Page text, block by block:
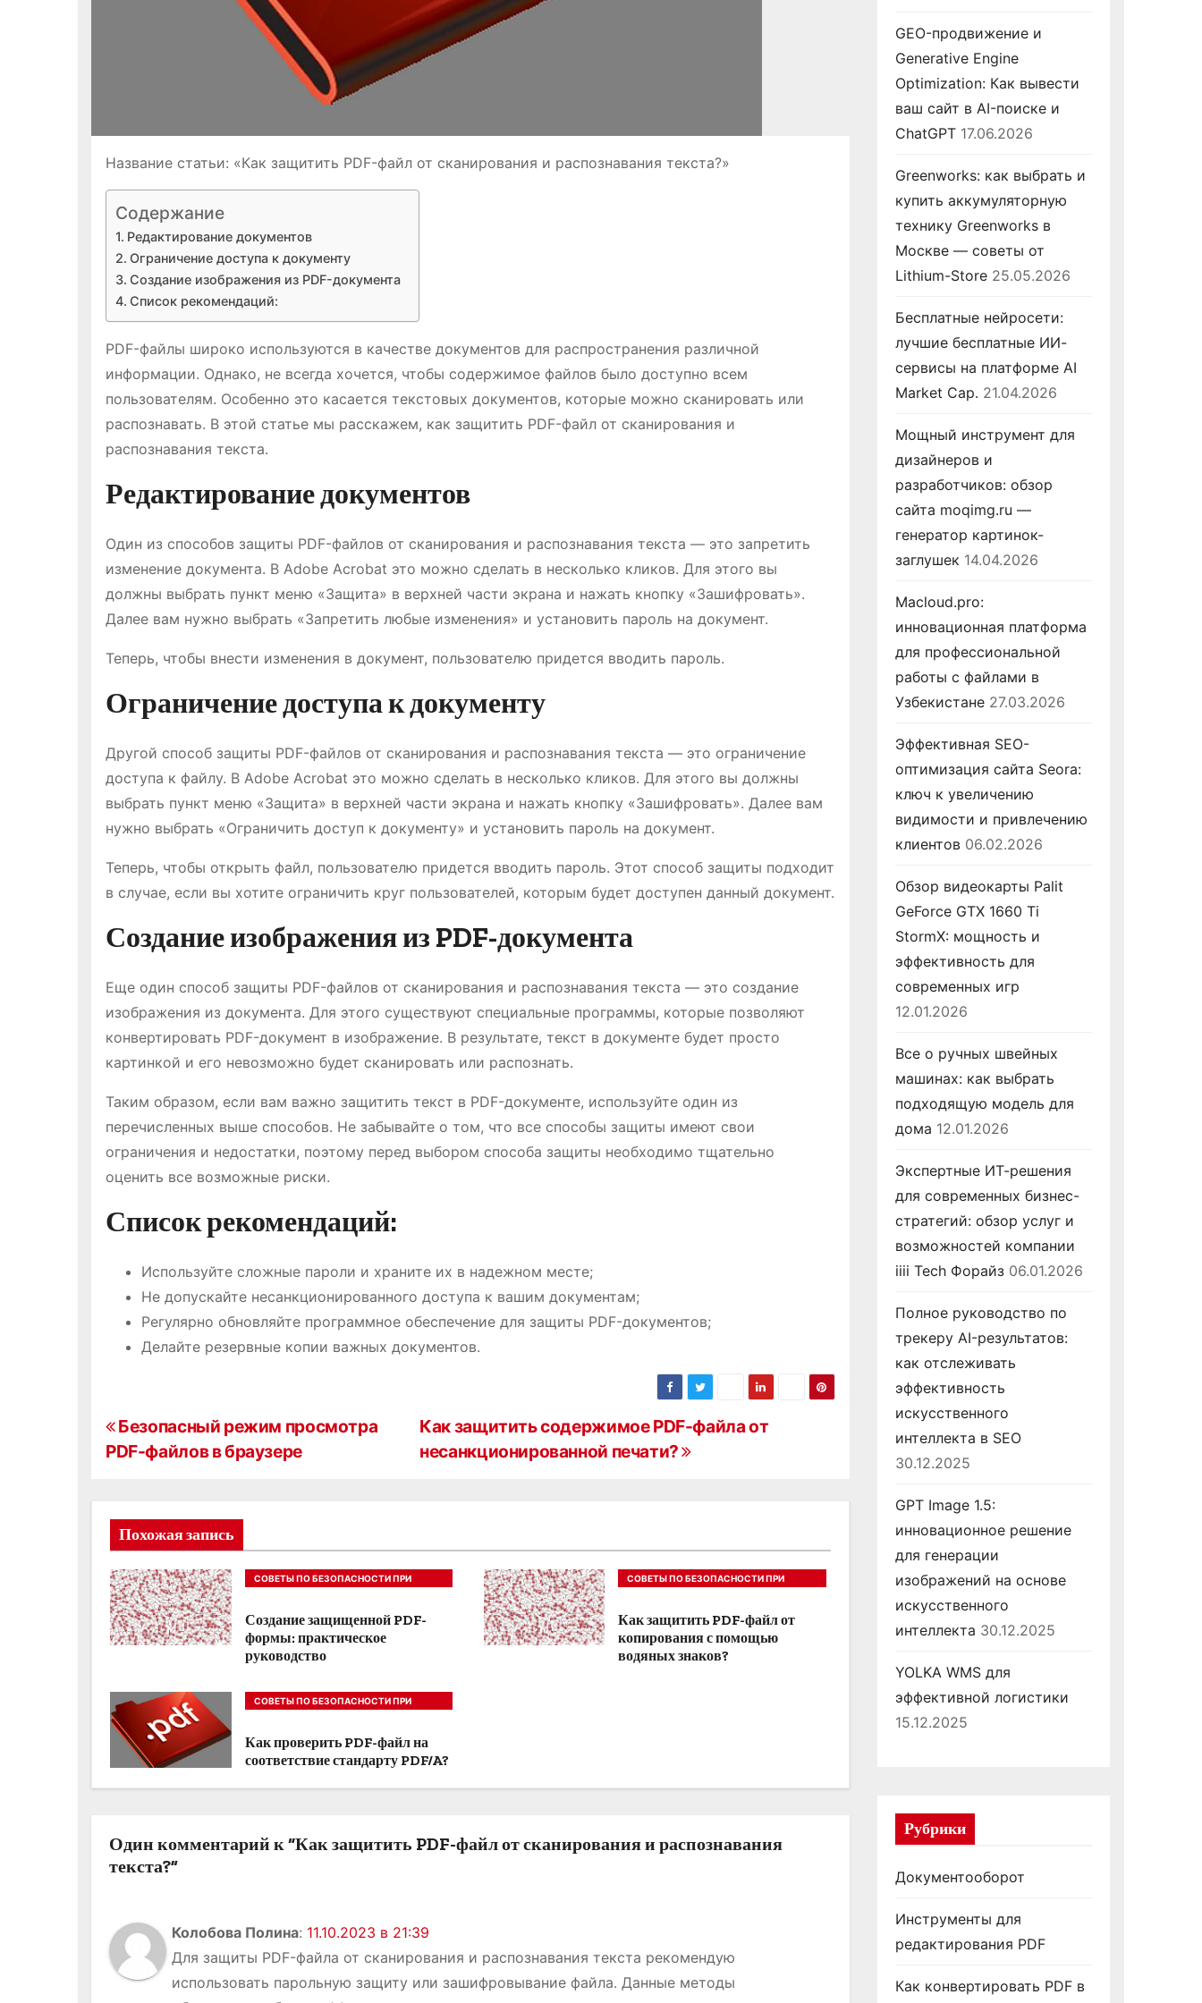
Название статьи: «Как защитить PDF-файл от сканирования и распознавания текста?»
Содержание
Редактирование документов
Ограничение доступа к документу
Создание изображения из PDF-документа
Список рекомендаций:
PDF-файлы широко используются в качестве документов для распространения различной
информации. Однако, не всегда хочется, чтобы содержимое файлов было доступно всем
пользователям. Особенно это касается текстовых документов, которые можно сканировать или
распознавать. В этой статье мы расскажем, как защитить PDF-файл от сканирования и
распознавания текста.
Редактирование документов
Один из способов защиты PDF-файлов от сканирования и распознавания текста — это запретить
изменение документа. В Adobe Acrobat это можно сделать в несколько кликов. Для этого вы
должны выбрать пункт меню «Защита» в верхней части экрана и нажать кнопку «Зашифровать».
Далее вам нужно выбрать «Запретить любые изменения» и установить пароль на документ.
Теперь, чтобы внести изменения в документ, пользователю придется вводить пароль.
Ограничение доступа к документу
Другой способ защиты PDF-файлов от сканирования и распознавания текста — это ограничение
доступа к файлу. В Adobe Acrobat это можно сделать в несколько кликов. Для этого вы должны
выбрать пункт меню «Защита» в верхней части экрана и нажать кнопку «Зашифровать». Далее вам
нужно выбрать «Ограничить доступ к документу» и установить пароль на документ.
Теперь, чтобы открыть файл, пользователю придется вводить пароль. Этот способ защиты подходит
в случае, если вы хотите ограничить круг пользователей, которым будет доступен данный документ.
Создание изображения из PDF-документа
Еще один способ защиты PDF-файлов от сканирования и распознавания текста — это создание
изображения из документа. Для этого существуют специальные программы, которые позволяют
конвертировать PDF-документ в изображение. В результате, текст в документе будет просто
картинкой и его невозможно будет сканировать или распознать.
Таким образом, если вам важно защитить текст в PDF-документе, используйте один из
перечисленных выше способов. Не забывайте о том, что все способы защиты имеют свои
ограничения и недостатки, поэтому перед выбором способа защиты необходимо тщательно
оценить все возможные риски.
Список рекомендаций:
Используйте сложные пароли и храните их в надежном месте;
Не допускайте несанкционированного доступа к вашим документам;
Регулярно обновляйте программное обеспечение для защиты PDF-документов;
Делайте резервные копии важных документов.
Н
а
и
г
а
ц
я
о
а
и
с
Как защитить содержимое PDF-файла от
несанкционированной печати?
Безопасный режим просмотра
PDF-файлов в браузере
Похожая запись
СОВЕТЫ ПО БЕЗОПАСНОСТИ ПРИ
Создание защищенной PDF-
формы: практическое
руководство
СОВЕТЫ ПО БЕЗОПАСНОСТИ ПРИ
Как защитить PDF-файл от
копирования с помощью
водяных знаков?
СОВЕТЫ ПО БЕЗОПАСНОСТИ ПРИ
Как проверить PDF-файл на
соответствие стандарту PDF/A?
Один комментарий к “Как защитить PDF-файл от сканирования и распознавания
текста?”
Колобова Полина: 11.10.2023 в 21:39
Для защиты PDF-файла от сканирования и распознавания текста рекомендую
использовать парольную защиту или зашифровывание файла. Данные методы
GEO-продвижение и
Generative Engine
Optimization: Как вывести
ваш сайт в AI-поиске и
ChatGPT 17.06.2026
Greenworks: как выбрать и
купить аккумуляторную
технику Greenworks в
Москве — советы от
Lithium-Store 25.05.2026
Бесплатные нейросети:
лучшие бесплатные ИИ-
сервисы на платформе AI
Market Cap. 21.04.2026
Мощный инструмент для
дизайнеров и
разработчиков: обзор
сайта moqimg.ru —
генератор картинок-
заглушек 14.04.2026
Macloud.pro:
инновационная платформа
для профессиональной
работы с файлами в
Узбекистане 27.03.2026
Эффективная SEO-
оптимизация сайта Seora:
ключ к увеличению
видимости и привлечению
клиентов 06.02.2026
Обзор видеокарты Palit
GeForce GTX 1660 Ti
StormX: мощность и
эффективность для
современных игр
12.01.2026
Все о ручных швейных
машинах: как выбрать
подходящую модель для
дома 12.01.2026
Экспертные ИТ-решения
для современных бизнес-
стратегий: обзор услуг и
возможностей компании
iiii Tech Форайз 06.01.2026
Полное руководство по
трекеру AI-результатов:
как отслеживать
эффективность
искусственного
интеллекта в SEO
30.12.2025
GPT Image 1.5:
инновационное решение
для генерации
изображений на основе
искусственного
интеллекта 30.12.2025
YOLKA WMS для
эффективной логистики
15.12.2025
Рубрики
Документооборот
Инструменты для
редактирования PDF
Как конвертировать PDF в